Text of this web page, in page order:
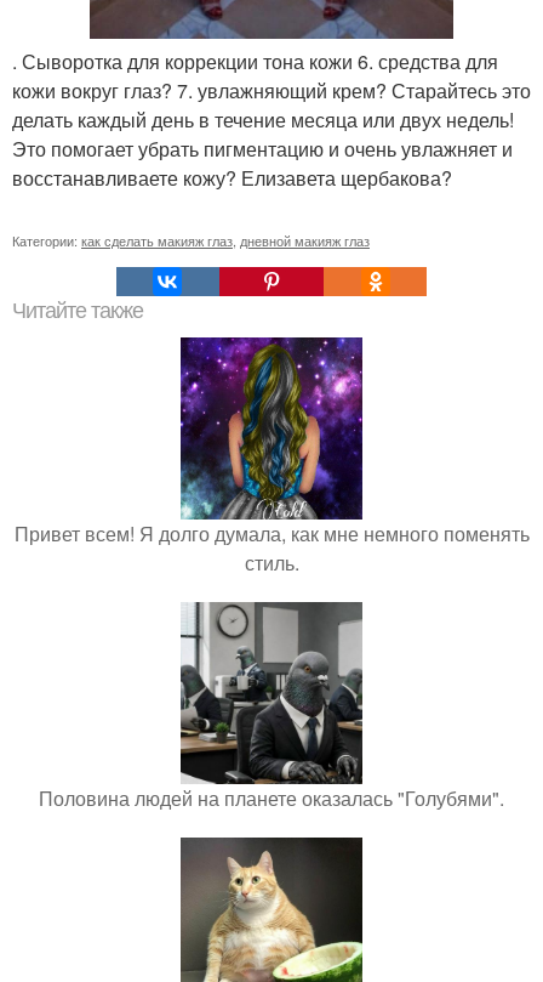
. Сыворотка для коррекции тона кожи 6. средства для
кожи вокруг глаз? 7. увлажняющий крем? Старайтесь это
делать каждый день в течение месяца или двух недель!
Это помогает убрать пигментацию и очень увлажняет и
восстанавливаете кожу? Елизавета щербакова?
Категории: как сделать макияж глаз дневной макияж глаз
Читайте также
Привет всем! Я долго думала, как мне немного поменять
стиль.
Половина людей на планете оказалась "Голубями".